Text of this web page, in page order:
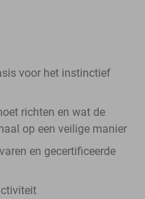
voor het instinctief
richten en wat de
op een veilige manier
en gecertificeerde